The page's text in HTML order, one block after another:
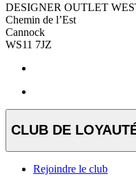
DESIGNER OUTLET
Chemin de l’Est
Cannock
WS11 7JZ
CLUB DE
Rejoindre le club